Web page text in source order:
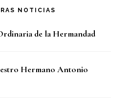
NOTICIAS
de la Hermandad
Hermano Antonio